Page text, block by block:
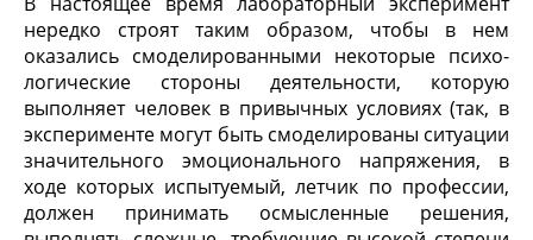
нередко строят таким образом, чтобы в нем
оказались смоделированными некоторые психо­
логические стороны деятельности, которую
выполняет чело­век в привычных условиях (так, в
эксперименте могут быть смоделированы ситуации
значительного эмоционального напряжения, в
ходе которых испытуемый, летчик по профессии,
должен принимать осмысленные решения,